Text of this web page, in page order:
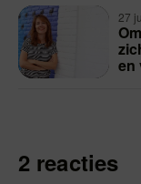
27
en
2 reacties